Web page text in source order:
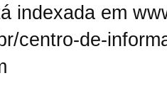
indexada em
centro-de-